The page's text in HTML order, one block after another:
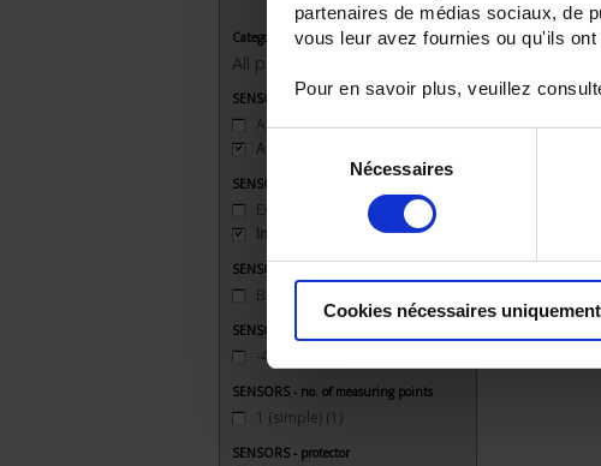
partenaires de médias sociaux, de
vous leur avez fournies ou qu'ils
Pour en savoir plus, veuillez
consentement
Nécessaires
Cookies nécessaires uniquement
Category
All products
SENSORS - applications
ATEX(1)
Ambient temperature
SENSORS - atex
Explosion-proof safety 'd'(1)
Intrinsic safety 'ia'(1)
SENSORS - mechanical mounting
Bracket
SENSORS - measurement range
-40 to 200°C
SENSORS - no. of measuring points
1 (simple) (1)
SENSORS - protector